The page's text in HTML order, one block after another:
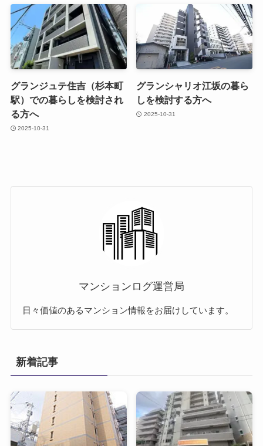
グランジュテ住吉（杉本町
駅）での暮らしを検討され
る方へ
2025-10-31
グランシャリオ江坂の暮ら
しを検討する方へ
2025-10-31
マンションログ運営局
日々価値のあるマンション情報をお届けしています。
新着記事